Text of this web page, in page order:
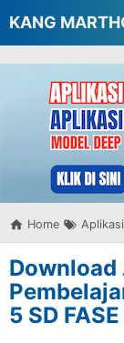
KANG
Home Aplikasi
5 SD